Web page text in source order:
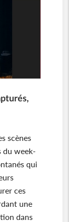
scènes
du week-
qui
ces
une
dans